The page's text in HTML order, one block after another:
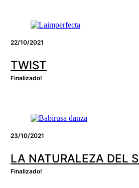
22/10/2021
TWIST
Finalizado!
23/10/2021
LA NATURALEZA DEL
Finalizado!